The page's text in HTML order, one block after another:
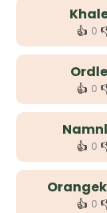
👍 0
👍 0
👍 0
👍 0